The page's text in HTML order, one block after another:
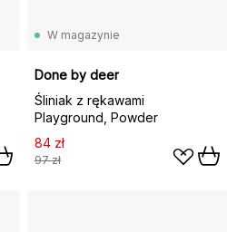
W magazynie
Done by deer
Śliniak z rękawami
Playground, Powder
84 zł
97 zł